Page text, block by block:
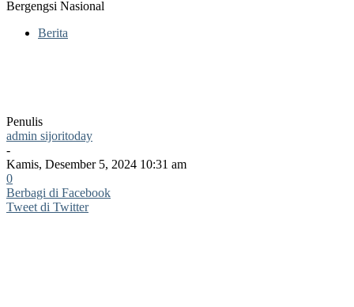
Bergengsi Nasional
Berita
Penulis
admin sijoritoday
-
Kamis, Desember 5, 2024 10:31 am
0
Berbagi di Facebook
Tweet di Twitter